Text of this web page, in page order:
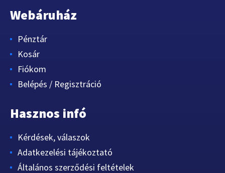
Webáruház
Pénztár
Kosár
Fiókom
Belépés / Regisztráció
Hasznos infó
Kérdések, válaszok
Adatkezelési tájékoztató
Általános szerződési feltételek